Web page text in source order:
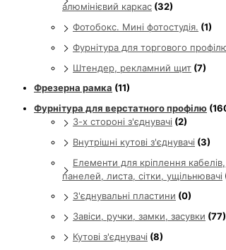
алюмінієвий каркас (32)
Фотобокс. Мині фотостудія. (1)
Фурнітура для торгового
Штендер, рекламний щит (7)
Фрезерна рамка (11)
Фурнітура для верстатного профілю
3-х стороні з'єднувачі (2)
Внутрішні кутові з'єднувачі (3)
Елементи для кріплення кабелів,
панелей, листа, сітки, ущільнювачі
З'єднувальні пластини (0)
Завіси, ручки, замки, засувки (77)
Кутові з'єднувачі (8)